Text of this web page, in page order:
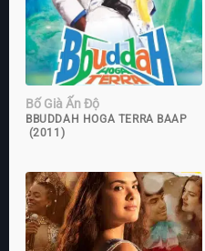
Bố Già Ấn Độ
BBUDDAH HOGA TERRA BAAP
(2011)